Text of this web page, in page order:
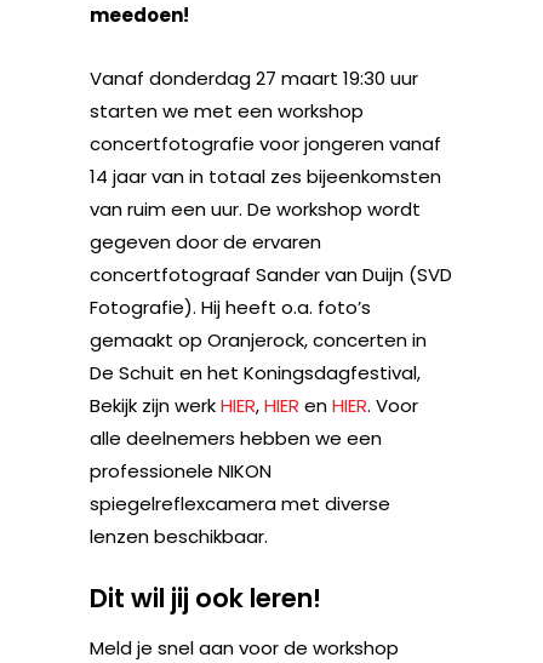
meedoen!
Vanaf donderdag 27 maart 19:30 uur
starten we met een workshop
concertfotografie voor jongeren vanaf
14 jaar van in totaal zes bijeenkomsten
van ruim een uur. De workshop wordt
gegeven door de ervaren
concertfotograaf Sander van Duijn (SVD
Fotografie). Hij heeft o.a. foto’s
gemaakt op Oranjerock, concerten in
De Schuit en het Koningsdagfestival,
Bekijk zijn werkHIER,HIER enHIER. Voor
alle deelnemers hebben we een
professionele NIKON
spiegelreflexcamera met diverse
lenzen beschikbaar.
Dit wil jij ook leren!
Meld je snel aan voor de workshop